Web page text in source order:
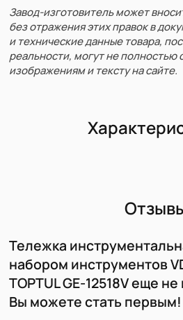
Завод-изготовитель может
без отражения этих правок в
и технические данные товара,
реальности, могут не полностью
изображениям и тексту на сайте.
Тележка
набором инструментов
TOPTUL GE-12518V еще
Вы можете стать первым!